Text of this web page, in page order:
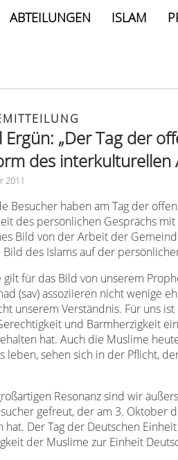
ABTEILUNGEN ISLAM
Ergün: „Der Tag der
des interkulturellen
2011
Besucher haben am Tag der
des persönlichen Gesprächs
Bild von der Arbeit der
des Islams auf der
gilt für das Bild von unserem
(sav) assoziieren nicht wenige
unserem Verständnis. Für uns
und Barmherzigkeit
hat. Auch die Muslime
leben, sehen sich in der Pflicht,
Resonanz sind wir
gefreut, der am 3. Oktober
hat. Der Tag der Deutschen
der Muslime zur Einheit